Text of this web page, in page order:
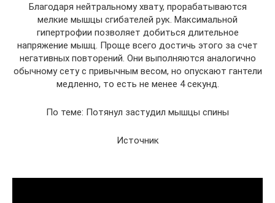
Благодаря нейтральному хвату, прорабатываются
мелкие мышцы сгибателей рук. Максимальной
гипертрофии позволяет добиться длительное
напряжение мышц. Проще всего достичь этого за счет
негативных повторений. Они выполняются аналогично
обычному сету с привычным весом, но опускают гантели
медленно, то есть не менее 4 секунд.
По теме: Потянул застудил мышцы спины
Источник